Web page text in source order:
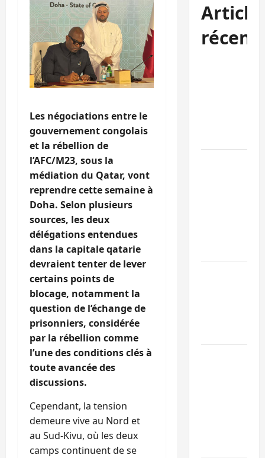
Les négociations entre le
gouvernement congolais
et la rébellion de
l’AFC/M23, sous la
médiation du Qatar, vont
reprendre cette semaine à
Doha. Selon plusieurs
sources, les deux
délégations entendues
dans la capitale qatarie
devraient tenter de lever
certains points de
blocage, notamment la
question de l’échange de
prisonniers, considérée
par la rébellion comme
l’une des conditions clés à
toute avancée des
discussions.
Cependant, la tension
demeure vive au Nord et
au Sud-Kivu, où les deux
camps continuent de se